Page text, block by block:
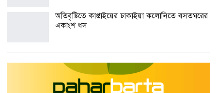
অতিবৃষ্টিতে কাপ্তাইয়ের ঢাকাইয়া কলোনিতে বসতঘরের
একাংশ ধস